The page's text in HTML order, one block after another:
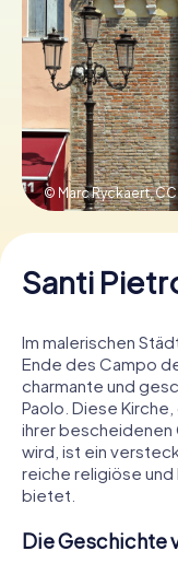
© Marc Ryckaert,CC
Santi
Im malerischen
Ende des Campo
charmante und
Paolo. Diese
ihrer bescheidenen
wird, ist ein
reiche religiöse
bietet.
Die Geschichte